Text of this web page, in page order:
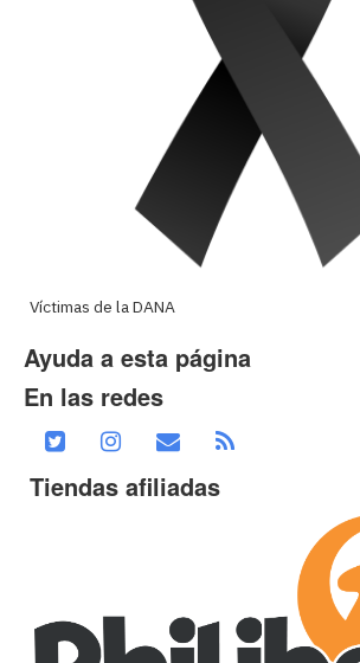
Víctimas de la DANA
Ayuda a esta página
En las redes
Tiendas afiliadas